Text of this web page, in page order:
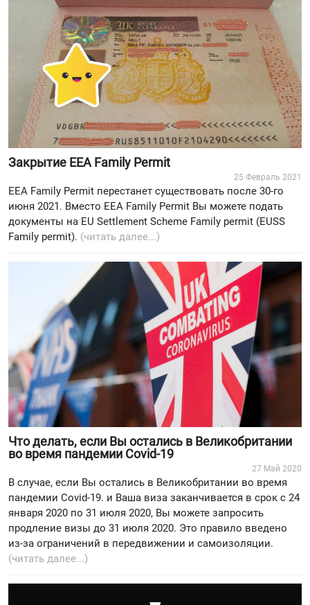
Закрытие EEA Family Permit
25 Февраль 2021
EEA Family Permit перестанет существовать после 30-го
июня 2021. Вместо EEA Family Permit Вы можете подать
документы на EU Settlement Scheme Family permit (EUSS
Family permit). (читать далее...)
Что делать, если Вы остались в Великобритании
во время пандемии Covid-19
27 Май 2020
В случае, если Вы остались в Великобритании во время
пандемии Covid-19. и Ваша виза заканчивается в срок с 24
января 2020 по 31 июля 2020, Вы можете запросить
продление визы до 31 июля 2020. Это правило введено
из-за ограничений в передвижении и самоизоляции.
(читать далее...)